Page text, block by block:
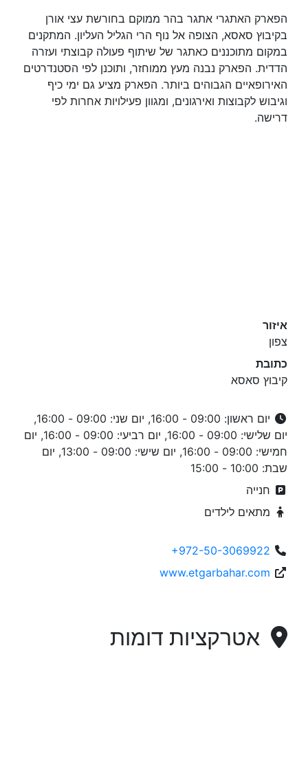
הפארק האתגרי אתגר בהר ממוקם בחורשת עצי אורן
בקיבוץ סאסא, הצופה אל נוף הרי הגליל העליון. המתקנים
במקום מתוכננים כאתגר של שיתוף פעולה קבוצתי ועזרה
הדדית. הפארק נבנה מעץ ממוחזר, ותוכנן לפי הסטנדרטים
האירופאיים הגבוהים ביותר. הפארק מציע גם ימי כיף
וגיבוש לקבוצות ואירגונים, ומגוון פעילויות אחרות לפי
דרישה.
איזור
צפון
כתובת
קיבוץ סאסא
יום ראשון: 09:00 - 16:00, יום שני: 09:00 - 16:00,
יום שלישי: 09:00 - 16:00, יום רביעי: 09:00 - 16:00, יום
חמישי: 09:00 - 16:00, יום שישי: 09:00 - 13:00, יום
שבת: 10:00 - 15:00
חנייה
מתאים לילדים
+972-50-3069922
www.etgarbahar.com
אטרקציות דומות